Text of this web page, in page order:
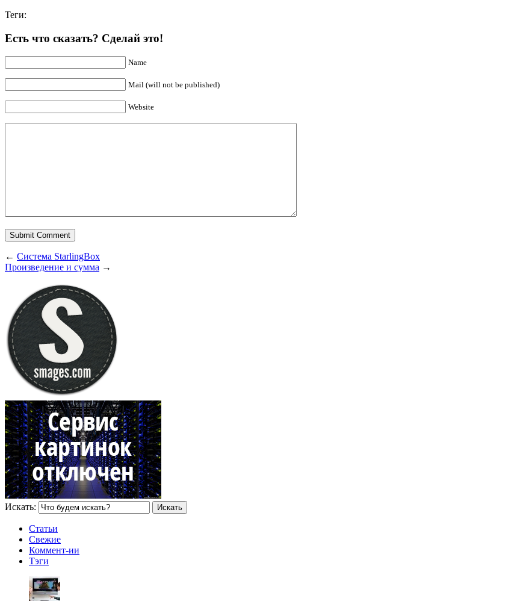
Теги:
Есть что сказать? Сделай это!
Name
Mail (will not be published)
Website
← Система StarlingBox
Произведение и сумма →
Искать:
Статьи
Свежие
Коммент-ии
Тэги